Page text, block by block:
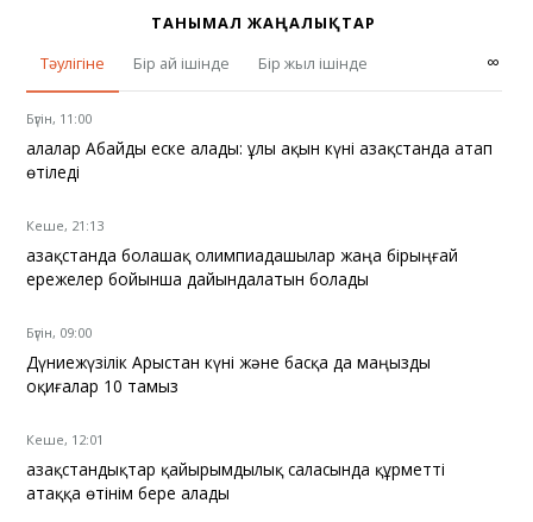
ТАНЫМАЛ ЖАҢАЛЫҚТАР
Тәулігіне
Бір ай ішінде Бір жыл ішінде ∞
Бүгін, 11:00
Қалалар Абайды еске алады: ұлы ақын күні Қазақстанда атап
өтіледі
Кеше, 21:13
Қазақстанда болашақ олимпиадашылар жаңа бірыңғай
ережелер бойынша дайындалатын болады
Бүгін, 09:00
Дүниежүзілік Арыстан күні және басқа да маңызды
оқиғалар 10 тамыз
Кеше, 12:01
Қазақстандықтар қайырымдылық саласында құрметті
атаққа өтінім бере алады